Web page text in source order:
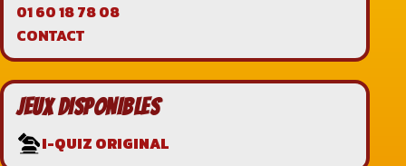
01 60 18 78 08
CONTACT
JEUX DISPONIBLES
I-QUIZ ORIGINAL